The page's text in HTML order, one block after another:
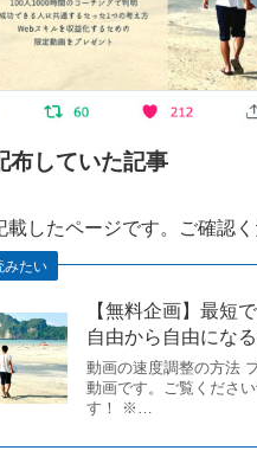
布していた記事
したページです。ご確認く
みたい
【無料企画】最短
自由から自由になる
動画の速度調整の方法
動画です。ご覧くださ
す！ ※…